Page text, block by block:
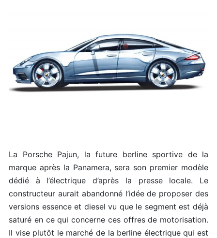
La Porsche Pajun, la future berline sportive de la
marque après la Panamera, sera son premier modèle
dédié à l’électrique d’après la presse locale. Le
constructeur aurait abandonné l’idée de proposer des
versions essence et diesel vu que le segment est déjà
saturé en ce qui concerne ces offres de motorisation.
Il vise plutôt le marché de la berline électrique qui est